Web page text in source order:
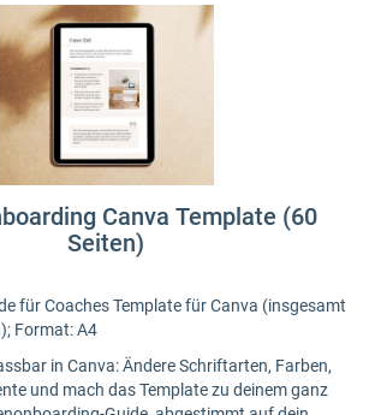
Canva Template (60
Seiten)
für Coaches Template für Canva (insgesamt
Format: A4
in Canva: Ändere Schriftarten, Farben,
und mach das Template zu deinem ganz